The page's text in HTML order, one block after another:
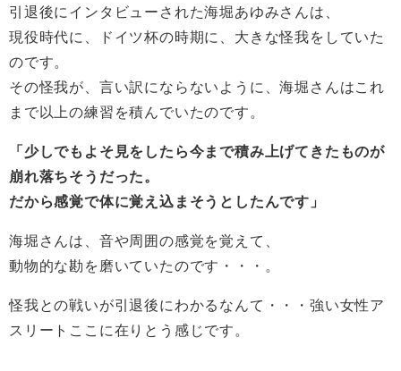
引退後にインタビューされた海堀あゆみさんは、
現役時代に、ドイツ杯の時期に、大きな怪我をしていた
のです。
その怪我が、言い訳にならないように、海堀さんはこれ
まで以上の練習を積んでいたのです。
「少しでもよそ見をしたら今まで積み上げてきたものが
崩れ落ちそうだった。
だから感覚で体に覚え込まそうとしたんです」
海堀さんは、音や周囲の感覚を覚えて、
動物的な勘を磨いていたのです・・・。
怪我との戦いが引退後にわかるなんて・・・強い女性ア
スリートここに在りとう感じです。